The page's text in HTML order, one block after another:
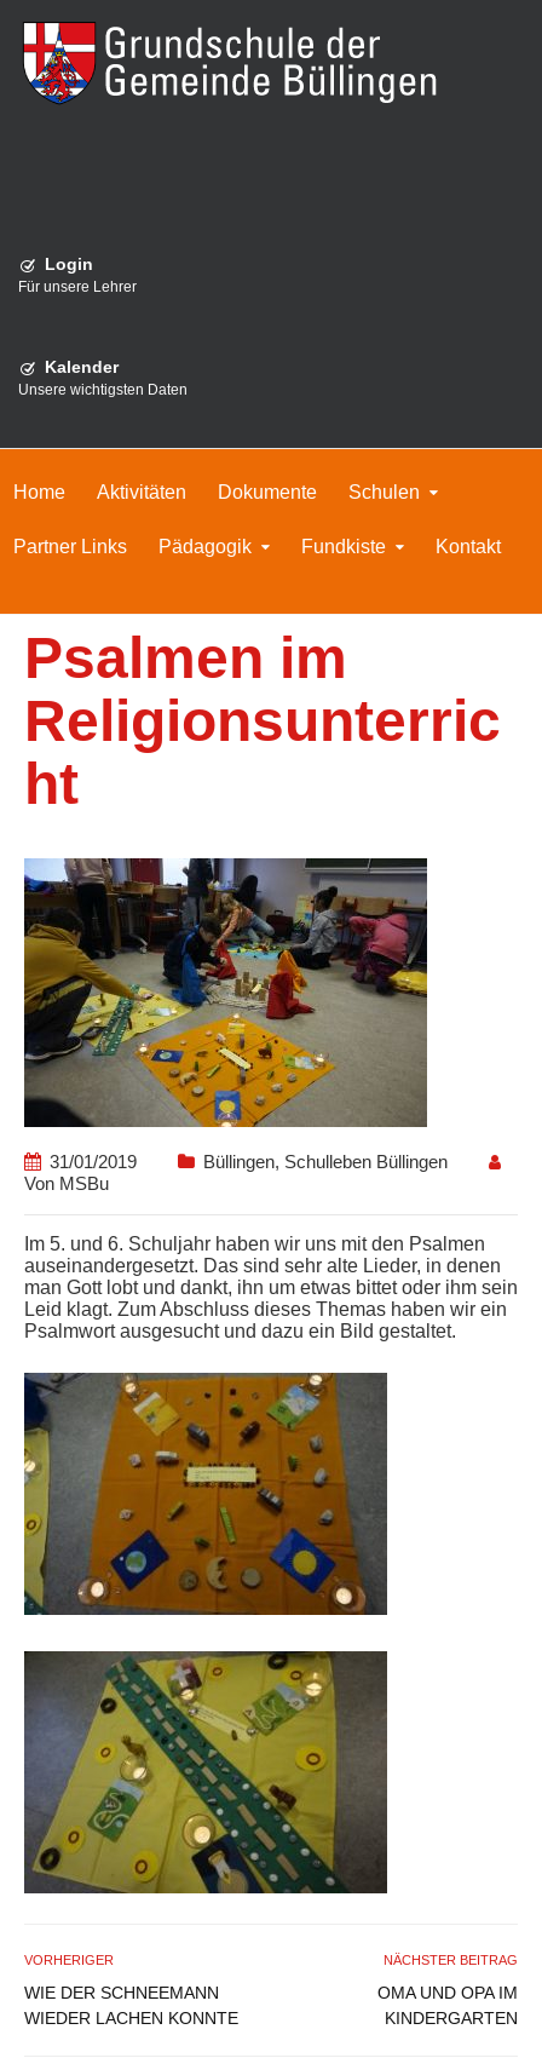
Login
Für unsere Lehrer
Kalender
Unsere wichtigsten Daten
Home Aktivitäten Dokumente Schulen
Partner Links Pädagogik Fundkiste Kontakt
Psalmen im
Religionsunterric
ht
31/01/2019 Büllingen, Schulleben Büllingen
Von MSBu
Im 5. und 6. Schuljahr haben wir uns mit den Psalmen
auseinandergesetzt. Das sind sehr alte Lieder, in denen
man Gott lobt und dankt, ihn um etwas bittet oder ihm sein
Leid klagt. Zum Abschluss dieses Themas haben wir ein
Psalmwort ausgesucht und dazu ein Bild gestaltet.
VORHERIGER
WIE DER SCHNEEMANN
WIEDER LACHEN KONNTE
NÄCHSTER BEITRAG
OMA UND OPA IM
KINDERGARTEN